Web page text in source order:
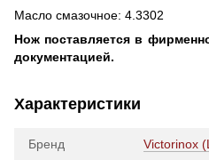
Масло смазочное: 4.3302
Нож поставляется в
документацией.
Характеристики
Бренд Victorinox